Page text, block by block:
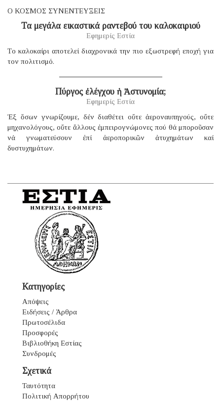
Ο ΚΟΣΜΟΣ ΣΥΝΕΝΤΕΥΞΕΙΣ
Τα μεγάλα εικαστικά ραντεβού του καλοκαιριού
Εφημερίς Εστία
Tο καλοκαίρι αποτελεί διαχρονικά την πιο εξωστρεφή εποχή για
τον πολιτισμό.
Πύργος ἐλέγχου ἡ Ἀστυνομία;
Εφημερίς Εστία
Ἐξ ὅσων γνωρίζουμε, δέν διαθέτει οὔτε ἀεροναυπηγούς, οὔτε
μηχανολόγους, οὔτε ἄλλους ἐμπειρογνώμονες πού θά μποροῦσαν
νά γνωματεύσουν ἐπί ἀεροπορικῶν ἀτυχημάτων καί
δυστυχημάτων.
Κατηγορίες
Απόψεις
Ειδήσεις / Άρθρα
Πρωτοσέλιδα
Προσφορές
Βιβλιοθήκη Εστίας
Συνδρομές
Σχετικά
Ταυτότητα
Πολιτική Απορρήτου